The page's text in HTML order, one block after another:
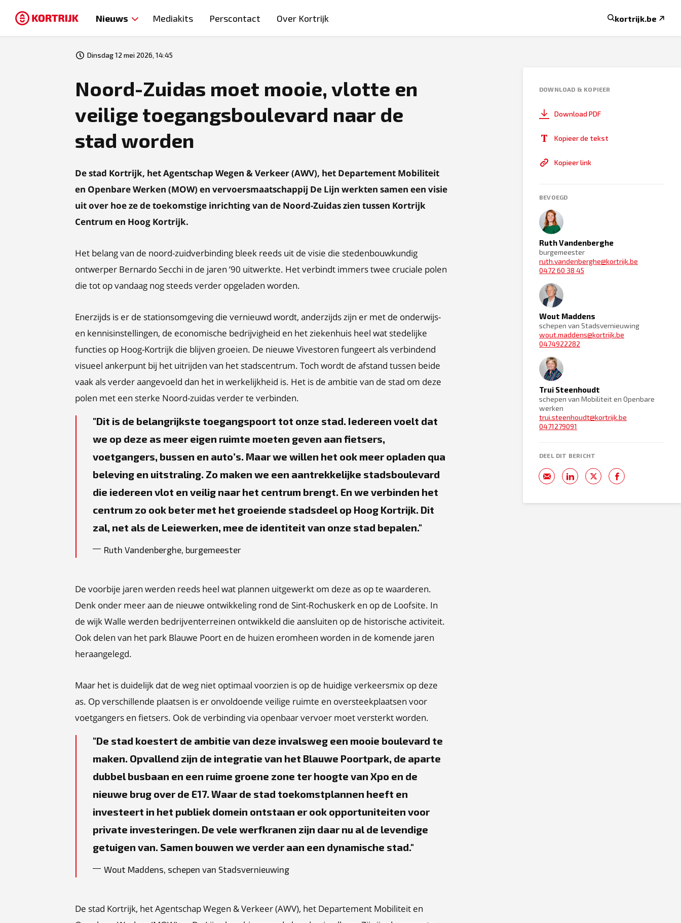
Nieuws Mediakits Perscontact Over Kortrijk kortrijk.be
Dinsdag 12 mei 2026, 14:45
Noord-Zuidas moet mooie, vlotte en
veilige toegangsboulevard naar de
stad worden
De stad Kortrijk, het Agentschap Wegen & Verkeer (AWV), het Departement Mobiliteit
en Openbare Werken (MOW) en vervoersmaatschappij De Lijn werkten samen een visie
uit over hoe ze de toekomstige inrichting van de Noord-Zuidas zien tussen Kortrijk
Centrum en Hoog Kortrijk.
Het belang van de noord-zuidverbinding bleek reeds uit de visie die stedenbouwkundig
ontwerper Bernardo Secchi in de jaren ’90 uitwerkte. Het verbindt immers twee cruciale polen
die tot op vandaag nog steeds verder opgeladen worden.
Enerzijds is er de stationsomgeving die vernieuwd wordt, anderzijds zijn er met de onderwijs-
en kennisinstellingen, de economische bedrijvigheid en het ziekenhuis heel wat stedelijke
functies op Hoog-Kortrijk die blijven groeien. De nieuwe Vivestoren fungeert als verbindend
visueel ankerpunt bij het uitrijden van het stadscentrum. Toch wordt de afstand tussen beide
vaak als verder aangevoeld dan het in werkelijkheid is. Het is de ambitie van de stad om deze
polen met een sterke Noord-zuidas verder te verbinden.
Dit is de belangrijkste toegangspoort tot onze stad. Iedereen voelt dat
we op deze as meer eigen ruimte moeten geven aan fietsers,
voetgangers, bussen en auto’s. Maar we willen het ook meer opladen qua
beleving en uitstraling. Zo maken we een aantrekkelijke stadsboulevard
die iedereen vlot en veilig naar het centrum brengt. En we verbinden het
centrum zo ook beter met het groeiende stadsdeel op Hoog Kortrijk. Dit
zal, net als de Leiewerken, mee de identiteit van onze stad bepalen.
Ruth Vandenberghe, burgemeester
De voorbije jaren werden reeds heel wat plannen uitgewerkt om deze as op te waarderen.
Denk onder meer aan de nieuwe ontwikkeling rond de Sint-Rochuskerk en op de Loofsite. In
de wijk Walle werden bedrijventerreinen ontwikkeld die aansluiten op de historische activiteit.
Ook delen van het park Blauwe Poort en de huizen eromheen worden in de komende jaren
heraangelegd.
Maar het is duidelijk dat de weg niet optimaal voorzien is op de huidige verkeersmix op deze
as. Op verschillende plaatsen is er onvoldoende veilige ruimte en oversteekplaatsen voor
voetgangers en fietsers. Ook de verbinding via openbaar vervoer moet versterkt worden.
De stad koestert de ambitie van deze invalsweg een mooie boulevard te
maken. Opvallend zijn de integratie van het Blauwe Poortpark, de aparte
dubbel busbaan en een ruime groene zone ter hoogte van Xpo en de
nieuwe brug over de E17. Waar de stad toekomstplannen heeft en
investeert in het publiek domein ontstaan er ook opportuniteiten voor
private investeringen. De vele werfkranen zijn daar nu al de levendige
getuigen van. Samen bouwen we verder aan een dynamische stad.
Wout Maddens, schepen van Stadsvernieuwing
De stad Kortrijk, het Agentschap Wegen & Verkeer (AWV), het Departement Mobiliteit en
DOWNLOAD & KOPIEER
Download PDF
Kopieer de tekst
Kopieer link
BEVOEGD
Ruth Vandenberghe
burgemeester
ruth.vandenberghe@kortrijk.be
0472 60 38 45
Wout Maddens
schepen van Stadsvernieuwing
wout.maddens@kortrijk.be
0474922282
Trui Steenhoudt
schepen van Mobiliteit en Openbare
werken
trui.steenhoudt@kortrijk.be
0471279091
DEEL DIT BERICHT